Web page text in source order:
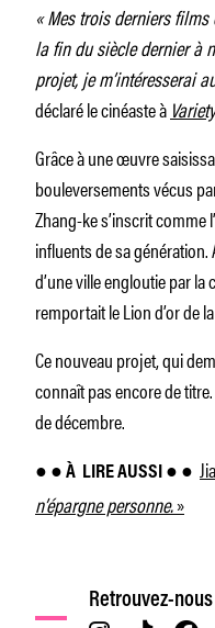
« Mes trois derniers
la fin du siècle dernier à
projet, je m’intéresserai
déclaré le cinéaste à Variety
Grâce à une œuvre
bouleversements vécus
Zhang-ke s’inscrit comme
influents de sa génération.
d’une ville engloutie par
remportait le Lion d’or de
Ce nouveau projet, qui
connaît pas encore de
de décembre.
● ● À LIRE AUSSI ● ●
n’épargne personne.»
Retrouvez-